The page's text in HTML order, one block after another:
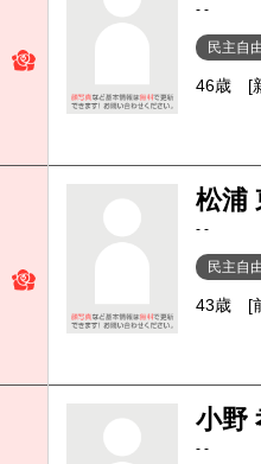
- -
民主自
46歳 [
松浦
- -
民主自
43歳 [
小野
- -